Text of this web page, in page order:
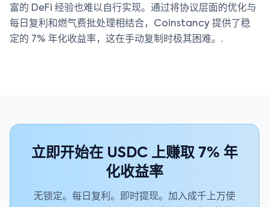
富的 DeFi 经验也难以自行实现。通过将协议层面的优化与
每日复利和燃气费批处理相结合，Coinstancy 提供了稳
定的 7% 年化收益率，这在手动复制时极其困难。.
立即开始在 USDC 上赚取 7% 年
化收益率
无锁定。每日复利。即时提现。加入成千上万使